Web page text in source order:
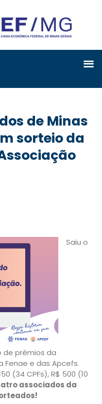
de Minas
sorteio da
Saiu o
de prêmios da
e das Apcefs.
(34 CPFs), R$ 500 (10
associados da